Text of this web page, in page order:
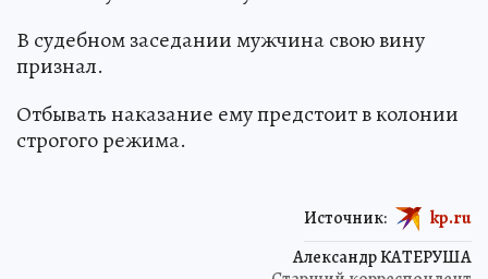
В судебном заседании мужчина свою вину
признал.
Отбывать наказание ему предстоит в колонии
строгого режима.
Александр КАТЕРУША
Источник: kp.ru